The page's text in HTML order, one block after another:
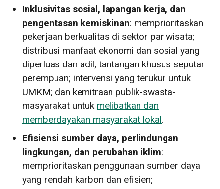
Inklusivitas sosial, lapangan kerja, dan
pengentasan kemiskinan: memprioritaskan
pekerjaan berkualitas di sektor pariwisata;
distribusi manfaat ekonomi dan sosial yang
diperluas dan adil; tantangan khusus seputar
perempuan; intervensi yang terukur untuk
UMKM; dan kemitraan publik-swasta-
masyarakat untuk melibatkan dan
memberdayakan masyarakat lokal.
Efisiensi sumber daya, perlindungan
lingkungan, dan perubahan iklim:
memprioritaskan penggunaan sumber daya
yang rendah karbon dan efisien;